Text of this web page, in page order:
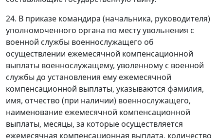
24. В приказе командира (начальника, руководителя)
уполномоченного органа по месту увольнения с
военной службы военнослужащего об
осуществлении ежемесячной компенсационной
выплаты военнослужащему, уволенному с военной
службы до установления ему ежемесячной
компенсационной выплаты, указываются фамилия,
имя, отчество (при наличии) военнослужащего,
наименование ежемесячной компенсационной
выплаты, месяцы, за которые осуществляется
ежемесячная компенсационная выплата, количество